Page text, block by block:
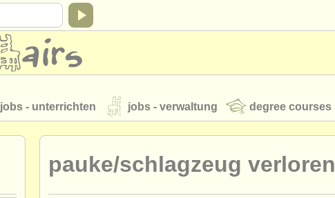
jobs - unterrichten jobs - verwaltung degree courses
gestohlene instrumente
pauke/schlagzeug verloren